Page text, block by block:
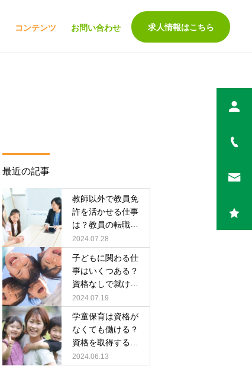
コンテンツ お問い合わせ 求人情報はこちら
育補助の仕事内容や求めら
れる役割を徹底解説！
学童保育の働き方を紹介！
最近の記事
教師以外で教員免
許を活かせる仕事
は？教員の転職の
コツとアピールす
べきスキル
2024.07.28
子どもに関わる仕
事はいくつある？
資格なしで就ける
職種も紹介！
2024.07.19
学童保育は資格が
なくても働ける？
資格を取得するメ
リットや取得方法
も徹底解説！
2024.06.13